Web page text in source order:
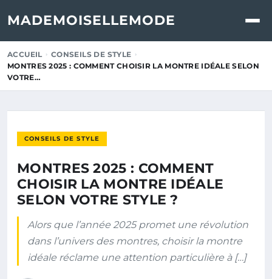
MADEMOISELLEMODE
ACCUEIL
CONSEILS DE STYLE
MONTRES 2025 : COMMENT CHOISIR LA MONTRE IDÉALE SELON
VOTRE…
CONSEILS DE STYLE
MONTRES 2025 : COMMENT
CHOISIR LA MONTRE IDÉALE
SELON VOTRE STYLE ?
Alors que l’année 2025 promet une révolution
dans l’univers des montres, choisir la montre
idéale réclame une attention particulière à […]